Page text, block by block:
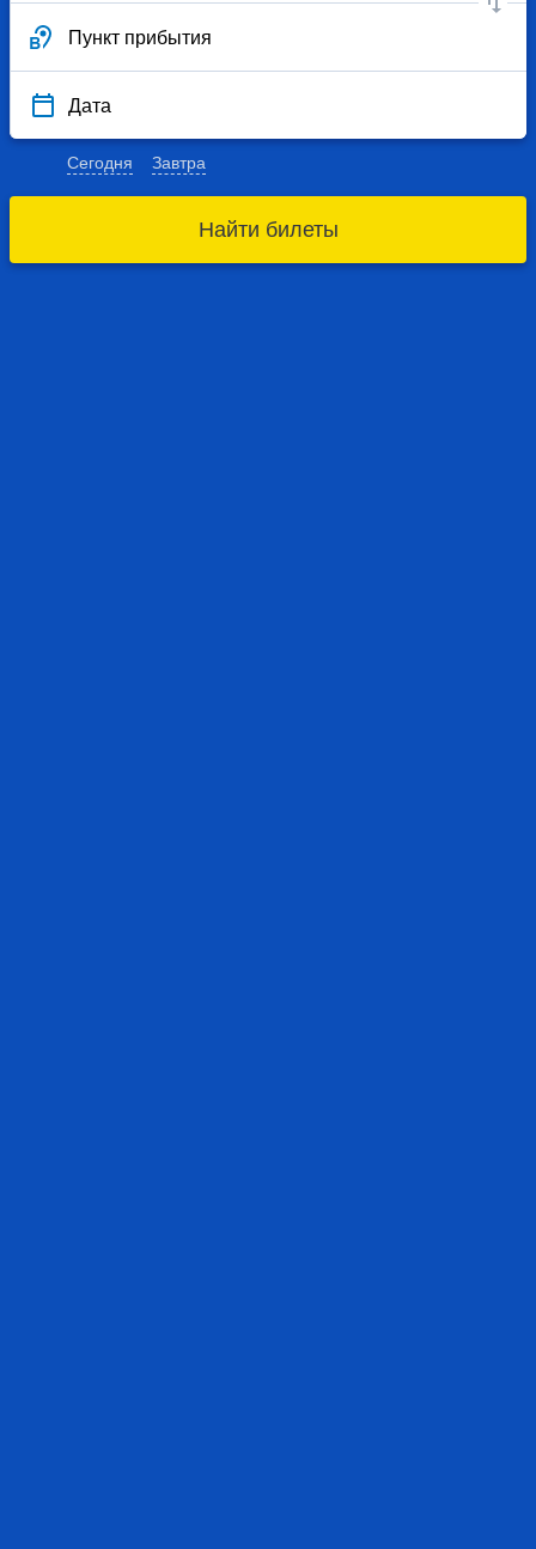
Пункт прибытия
Дата
Сегодня Завтра
Найти билеты